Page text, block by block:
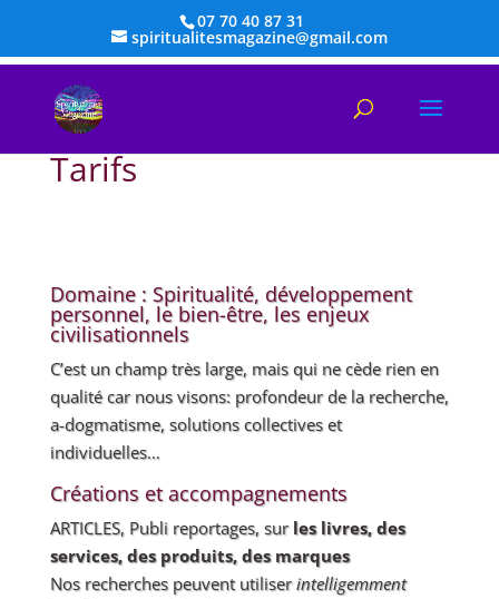
07 70 40 87 31
spiritualitesmagazine@gmail.com
Tarifs
Domaine : Spiritualité, développement
personnel, le bien-être, les enjeux
civilisationnels
C’est un champ très large, mais qui ne cède rien en
qualité car nous visons: profondeur de la recherche,
a-dogmatisme, solutions collectives et
individuelles…
Créations et accompagnements
ARTICLES, Publi reportages, surles livres, des
services, des produits, des marques
Nos recherches peuvent utiliserintelligemment